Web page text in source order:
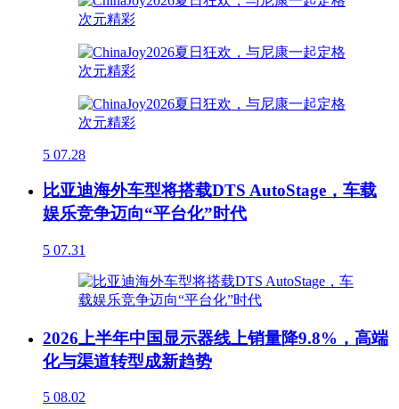
5 07.28
比亚迪海外车型将搭载DTS AutoStage，车载
娱乐竞争迈向“平台化”时代
5 07.31
2026上半年中国显示器线上销量降9.8%，高端
化与渠道转型成新趋势
5 08.02